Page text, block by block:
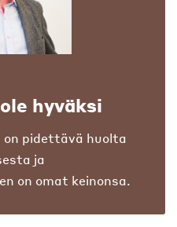
hyväksi
pidettävä huolta
ja
on omat keinonsa.